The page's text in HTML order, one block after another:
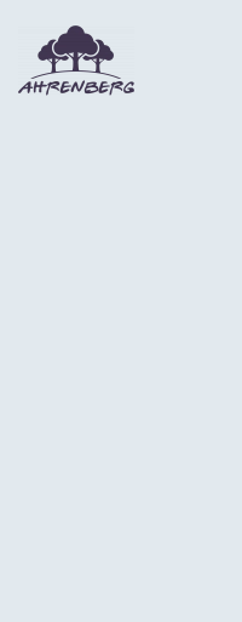
Skip to main content